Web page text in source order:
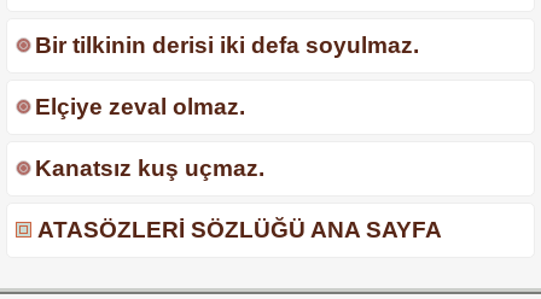
Bir tilkinin derisi iki defa soyulmaz.
Elçiye zeval olmaz.
Kanatsız kuş uçmaz.
ATASÖZLERİ SÖZLÜĞÜ ANA SAYFA